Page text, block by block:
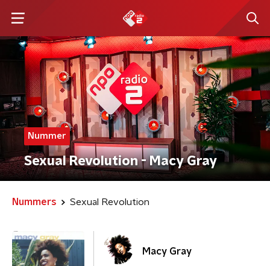
Nummer
Sexual Revolution - Macy Gray
Nummers Sexual Revolution
Macy Gray